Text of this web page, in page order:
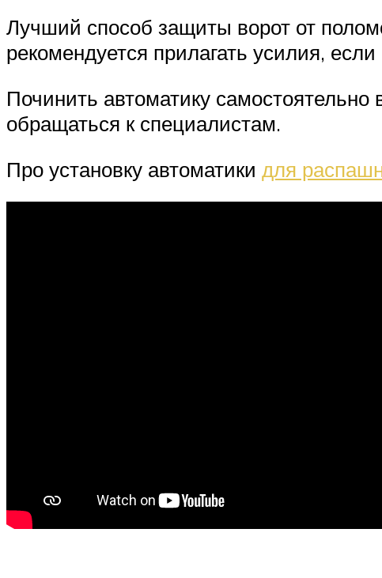
Лучший способ защиты ворот от
рекомендуется прилагать усилия,
Починить автоматику
обращаться к специалистам.
Про установку автоматики для